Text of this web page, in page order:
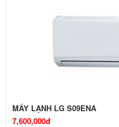
MÁY LẠNH LG S09ENA
7,600,000đ